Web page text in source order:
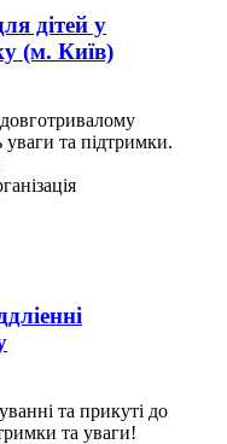
дітей у
(м. Київ)
уваги та підтримки.
та прикуті до
та уваги!